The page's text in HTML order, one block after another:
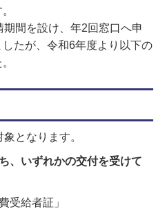
間を設け、年2回窓口へ申
たが、令和6年度より以下の
となります。
、いずれかの交付を受けて
受給者証」